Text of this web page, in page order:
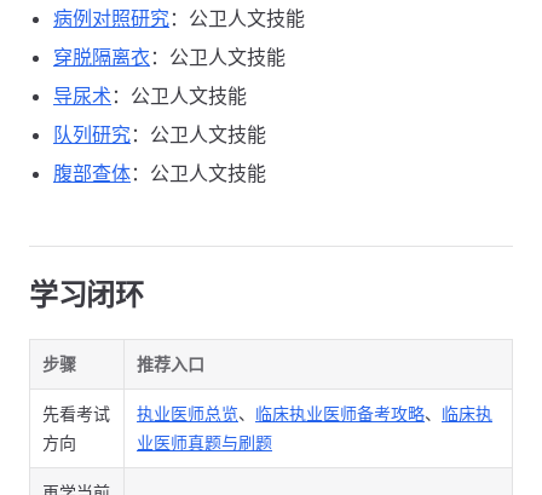
病例对照研究：公卫人文技能
穿脱隔离衣 ：公卫人文技能
导尿术：公卫人文技能
队列研究：公卫人文技能
腹部查体：公卫人文技能
学习闭环
步骤 推荐入口
先看考试
方向
执业医师总览、 临床执业医师备考攻略、 临床执
业医师真题与刷题